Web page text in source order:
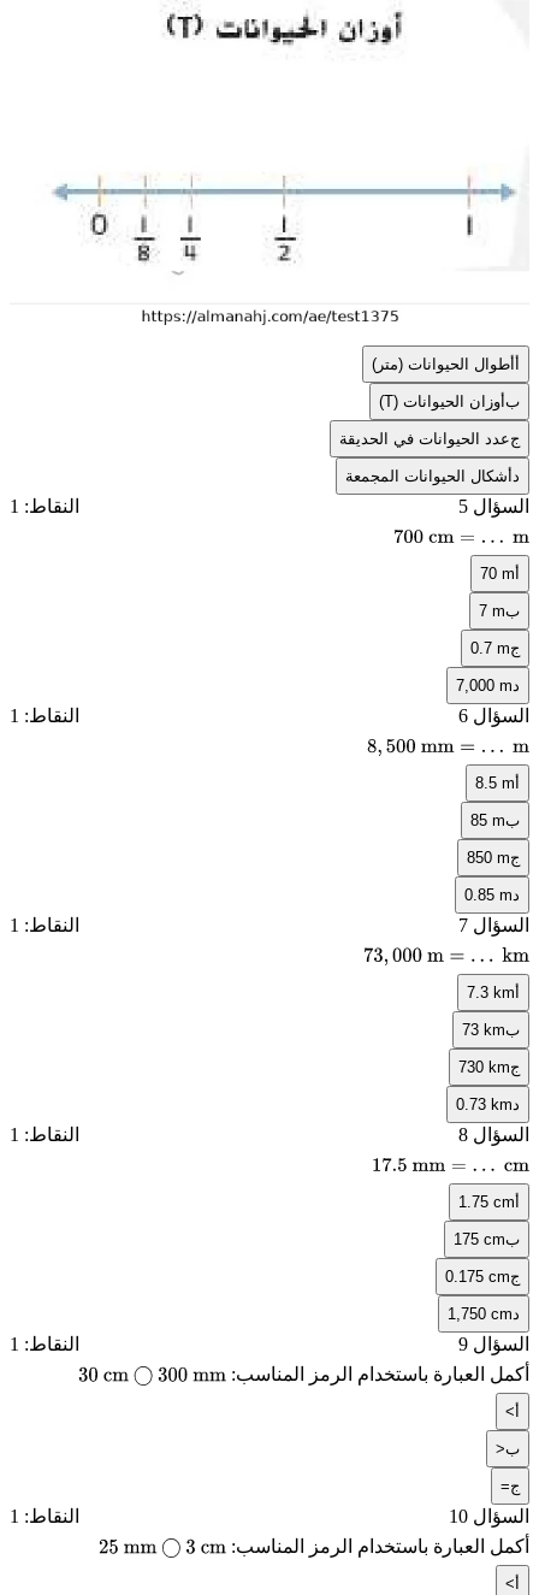
أطوال الحيوانات (متر)
بأوزان الحيوانات (T)
جعدد الحيوانات في الحديقة
أشكال الحيوانات المجمعة
السؤال 5
النقاط: 1
700cm =… m
70 m
ب7 m
ج0.7 m
7,000 m
السؤال 6
النقاط: 1
8 ,500 mm=… m
8.5 m
ب85 m
ج850 m
0.85 m
السؤال 7
النقاط: 1
73 ,000 m=… km
7.3 km
ب73 km
ج730 km
0.73 km
السؤال 8
النقاط: 1
17.5 mm=…cm
1.75 cm
ب175 cm
ج0.175 cm
1,750 cm
السؤال 9
النقاط: 1
أكمل العبارة باستخدام الرمز المناسب:
30cm ◯ 300mm
<
ب>
ج=
السؤال 10
النقاط: 1
أكمل العبارة باستخدام الرمز المناسب:
25 mm◯3cm
<